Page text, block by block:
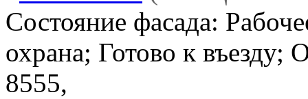
Состояние фасада:
охрана; Готово к
8555,